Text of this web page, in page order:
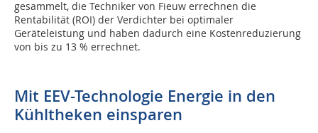
gesammelt, die Techniker von Fieuw errechnen die
Rentabilität (ROI) der Verdichter bei optimaler
Geräteleistung und haben dadurch eine Kostenreduzierung
von bis zu 13 % errechnet.
Mit EEV-Technologie Energie in den
Kühltheken einsparen